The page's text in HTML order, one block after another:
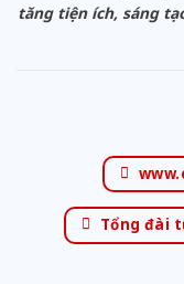
tăng tiện ích, sáng
Tổng đài